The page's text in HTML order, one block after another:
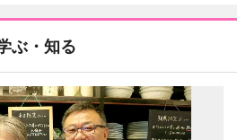
ぶ・知る